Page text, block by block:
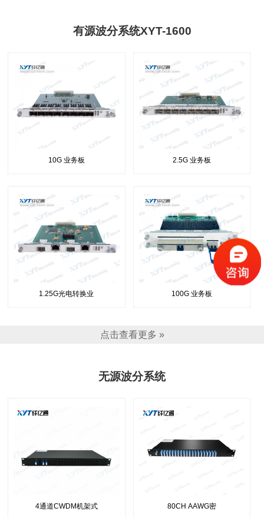
有源波分系统XYT-1600
10G 业务板 2.5G 业务板
1.25G光电转换业 100G 业务板
点击查看更多 »
无源波分系统
4通道CWDM机架式 80CH AAWG密